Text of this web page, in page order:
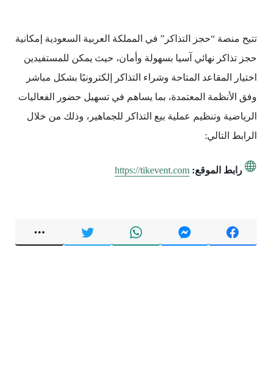
تتيح منصة “حجز التذاكر” في المملكة العربية السعودية إمكانية
حجز تذاكر نهائي آسيا بسهولة وأمان، حيث يمكن للمستفيدين
اختيار المقاعد المتاحة وشراء التذاكر إلكترونيًا بشكل مباشر
وفق الأنظمة المعتمدة، بما يساهم في تسهيل حضور الفعاليات
الرياضية وتنظيم عملية بيع التذاكر للجماهير، وذلك من خلال
الرابط التالي:
رابط الموقع: https://tikevent.com